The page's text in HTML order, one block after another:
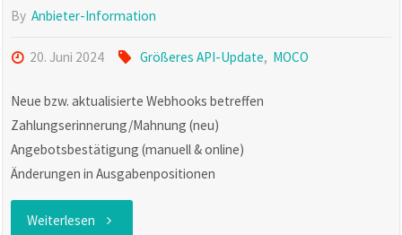
By Anbieter-Information
20. Juni 2024 Größeres API-Update, MOCO
Neue bzw. aktualisierte Webhooks betreffen
Zahlungserinnerung/Mahnung (neu)
Angebotsbestätigung (manuell & online)
Änderungen in Ausgabenpositionen
Weiterlesen "MOCO-